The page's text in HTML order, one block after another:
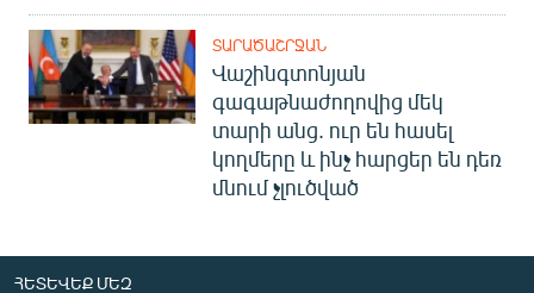
ՏԱՐԱԾԱՇՐՋԱՆ
Վաշինգտոնյան
գագաթնաժողովից մեկ
տարի անց. ուր են հասել
կողմերը և ինչ հարցեր են դեռ
մնում չլուծված
ՀԵՏԵՎԵՔ ՄԵԶ